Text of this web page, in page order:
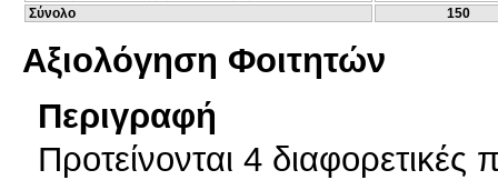
Σύνολο
150
Αξιολόγηση Φοιτητών
Περιγραφή
Προτείνονται 4 διαφορετικές